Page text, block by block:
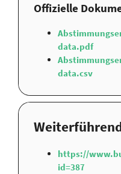
Offizielle
data.pdf
data.csv
https://
id=387